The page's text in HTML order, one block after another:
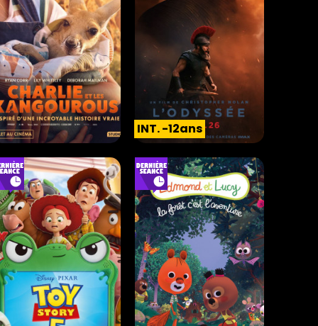
CHARLIE ET LES
KANGOUROUS
Comédie | 01h47
L'ODYSSÉE
Action |02h52
INT. -12ans
INT. -12ans